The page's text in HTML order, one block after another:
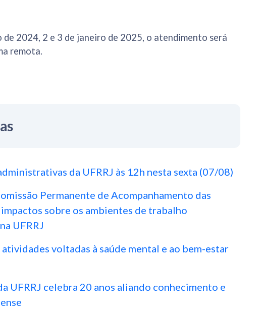
de 2024, 2 e 3 de janeiro de 2025, o atendimento será
remota.
da UFRRJ às 12h nesta sexta (07/08)
Permanente de Acompanhamento das
sobre os ambientes de trabalho
UFRRJ
voltadas à saúde mental e ao bem-estar
celebra 20 anos aliando conhecimento e